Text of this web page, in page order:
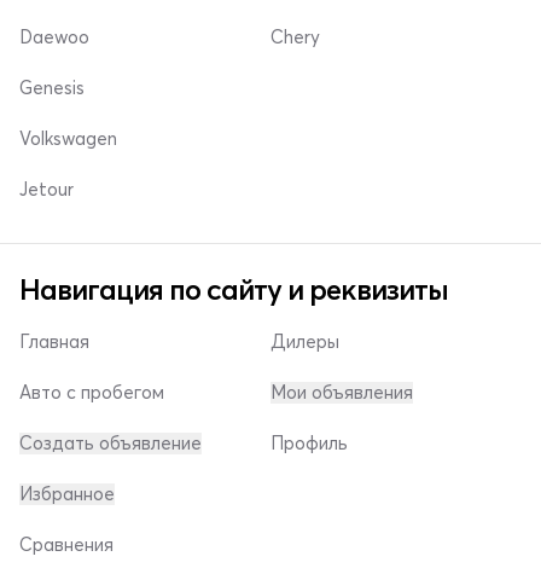
Daewoo Chery
Genesis
Volkswagen
Jetour
Навигация по сайту и реквизиты
Главная
Авто с пробегом
Создать объявление
Дилеры
Мои объявления
Профиль
Избранное
Сравнения